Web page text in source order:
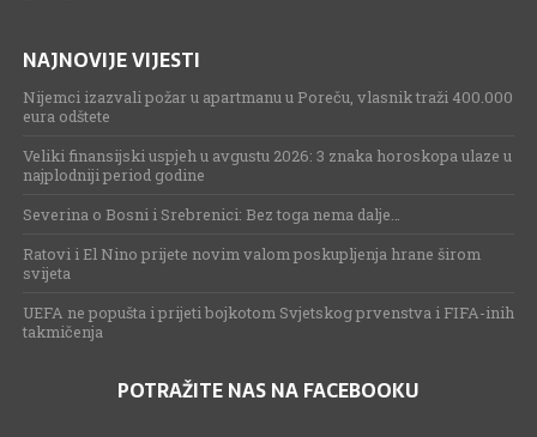
NAJNOVIJE VIJESTI
Nijemci izazvali požar u apartmanu u Poreču, vlasnik traži 400.000
eura odštete
Veliki finansijski uspjeh u avgustu 2026: 3 znaka horoskopa ulaze u
najplodniji period godine
Severina o Bosni i Srebrenici: Bez toga nema dalje…
Ratovi i El Nino prijete novim valom poskupljenja hrane širom
svijeta
UEFA ne popušta i prijeti bojkotom Svjetskog prvenstva i FIFA-inih
takmičenja
POTRAŽITE NAS NA FACEBOOKU